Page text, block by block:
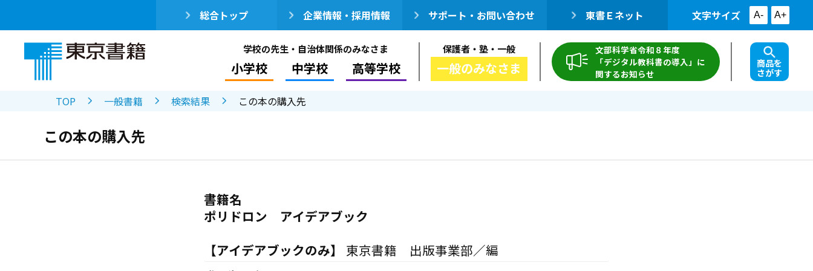
総合トップ 企業情報・採用情報 サポート・お問い合わせ 東書Ｅネット 文字サイズ A- A+
学校の先生・自治体関係のみなさま
小学校 中学校 高等学校
保護者・塾・一般
一般のみなさま
文部科学省令和８年度
「デジタル教科書の導入」に
関するお知らせ
商品を
さがす
TOP 一般書籍 検索結果 この本の購入先
この本の購入先
書籍名
ポリドロン アイデアブック
【アイデアブックのみ】
東京書籍 出版事業部／編